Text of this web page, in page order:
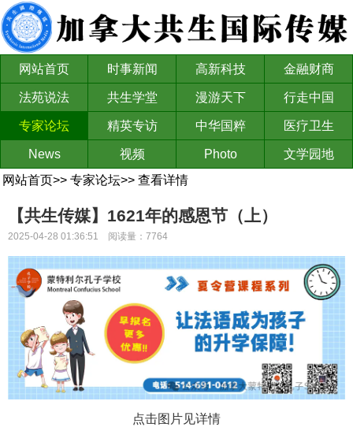
网站首页 时事新闻 高新科技 金融财商
法苑说法 共生学堂 漫游天下 行走中国
专家论坛 精英专访 中华国粹 医疗卫生
News 视频 Photo
文学园地
网站首页>> 专家论坛>> 查看详情
【共生传媒】1621年的感恩节（上）
2025-04-28 01:36:51 阅读量：7764
点击图片见详情